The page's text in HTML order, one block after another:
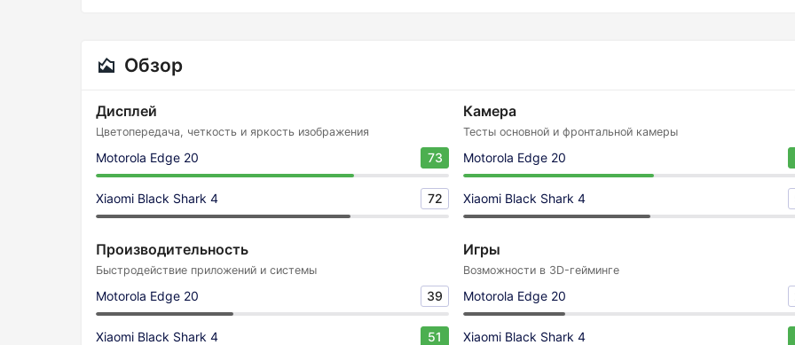
Обзор
Дисплей
Цветопередача, четкость и яркость изображения
Motorola Edge 20 73
Xiaomi Black Shark 4 72
Камера
Тесты основной и фронтальной камеры
Motorola Edge 20
Xiaomi Black Shark 4
Производительность
Быстродействие приложений и системы
Motorola Edge 20 39
Xiaomi Black Shark 4 51
Игры
Возможности в 3D-гейминге
Motorola Edge 20
Xiaomi Black Shark 4